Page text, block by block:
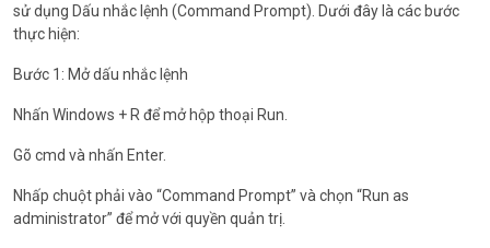
sử dụng Dấu nhắc lệnh (Command Prompt). Dưới đây là các bước
thực hiện:
Bước 1: Mở dấu nhắc lệnh
Nhấn Windows + R để mở hộp thoại Run.
Gõ cmd và nhấn Enter.
Nhấp chuột phải vào “Command Prompt” và chọn “Run as
administrator” để mở với quyền quản trị.